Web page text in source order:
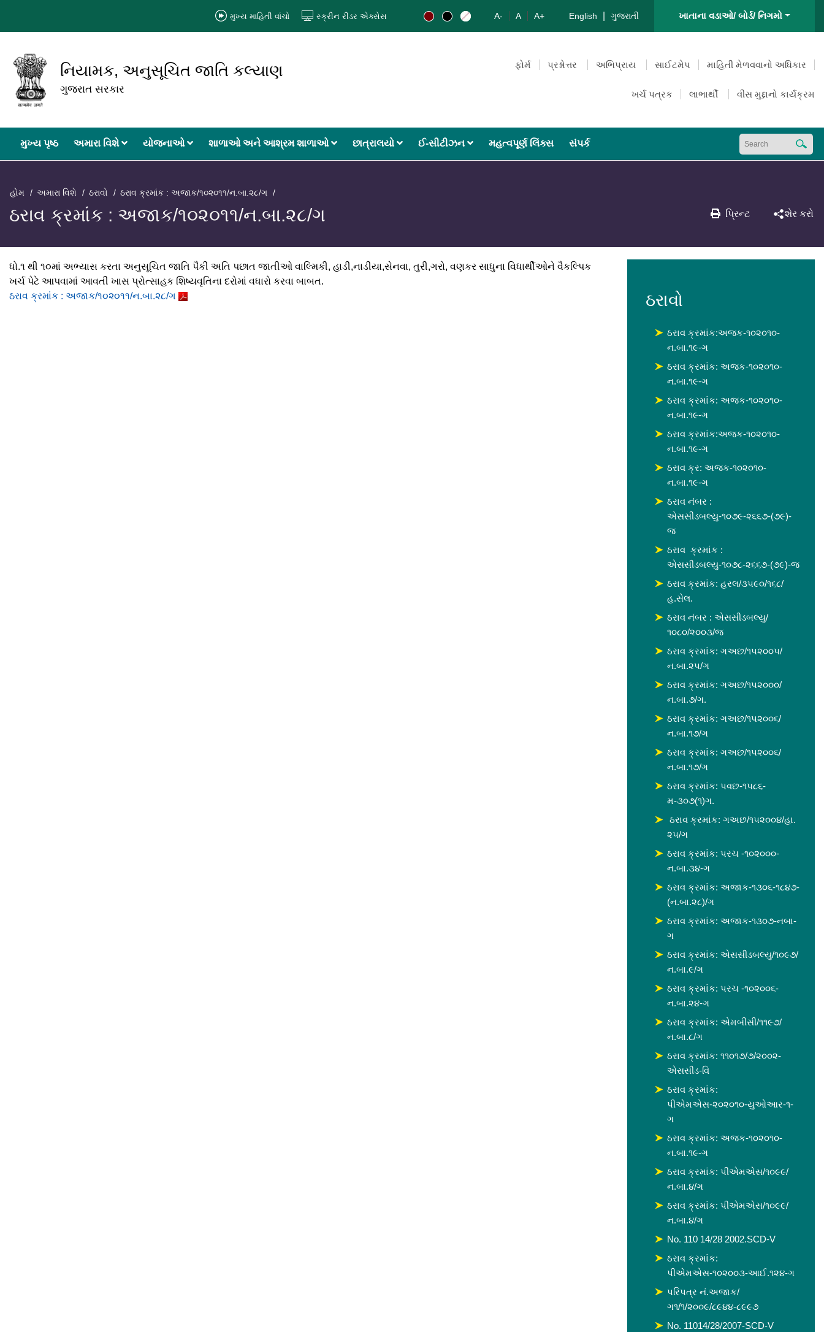
મુખ્ય માહિતી વાંચો સ્ક્રીન રીડર એક્સેસ A- A A+ English ગુજરાતી ખાતાના વડાઓ/ બોર્ડ/ નિગમો
નિયામક, અનુસૂચિત જાતિ કલ્યાણ
ગુજરાત સરકાર
ફોર્મ પ્રશ્નોત્તર અભિપ્રાય સાઈટમેપ માહિતી મેળવવાનો અધિકાર
ખર્ચ પત્રક લાભાર્થી વીસ મુદ્દાનો કાર્યક્રમ
મુખ્‍ય પૃષ્ઠ અમારા વિશે યોજનાઓ શાળાઓ અને આશ્રમ શાળાઓ છાત્રાલયો ઈ-સીટીઝન મહત્વપૂર્ણ લિંક્સ સંપર્ક
હોમ અમારા વિશે ઠરાવો ઠરાવ ક્રમાંક : અજાક/૧૦૨૦૧૧/ન.બા.૨૮/ગ
ઠરાવ ક્રમાંક : અજાક/૧૦૨૦૧૧/ન.બા.૨૮/ગ પ્રિન્ટ શેર કરો
ધો.૧ થી ૧૦માં અભ્યાસ કરતા અનુસૂચિત જાતિ પૈકી અતિ પછાત જાતીઓ વાલ્મિકી, હાડી,નાડીયા,સેનવા, તુરી,ગરો, વણકર સાધુના વિધાર્થીઓને વૈકલ્પિક
ખર્ચ પેટે આપવામાં આવતી ખાસ પ્રોત્સાહક શિષ્યવૃતિના દરોમાં વધારો કરવા બાબત.
ઠરાવ ક્રમાંક : અજાક/૧૦૨૦૧૧/ન.બા.૨૮/ગ
ઠરાવો
ઠરાવ ક્રમાંક:અજક-૧૦૨૦૧૦-
ન.બા.૧૯-ગ
ઠરાવ ક્રમાંક: અજક-૧૦૨૦૧૦-
ન.બા.૧૯-ગ
ઠરાવ ક્રમાંક: અજક-૧૦૨૦૧૦-
ન.બા.૧૯-ગ
ઠરાવ ક્રમાંક:અજક-૧૦૨૦૧૦-
ન.બા.૧૯-ગ
ઠરાવ ક્ર: અજક-૧૦૨૦૧૦-
ન.બા.૧૯-ગ
ઠરાવ નંબર :
એસસીડબલ્યુ-૧૦૭૯-૨૬૬૭-(૭૯)-
જ
ઠરાવ ક્રમાંક :
એસસીડબલ્યુ-૧૦૭૮-૨૬૬૭-(૭૯)-જ
ઠરાવ ક્રમાંક: હરલ/૩૫૯૦/૧૬૮/
હ.સેલ.
ઠરાવ નંબર : એસસીડબલ્યુ/
૧૦૮૦/૨૦૦૩/જ
ઠરાવ ક્રમાંક: ગઅછ/૧૫૨૦૦૫/
ન.બા.૨૫/ગ
ઠરાવ ક્રમાંક: ગઅછ/૧૫૨૦૦૦/
ન.બા.૭/ગ.
ઠરાવ ક્રમાંક: ગઅછ/૧૫૨૦૦૬/
ન.બા.૧૭/ગ
ઠરાવ ક્રમાંક: ગઅછ/૧૫૨૦૦૬/
ન.બા.૧૭/ગ
ઠરાવ ક્રમાંક: પવછ-૧૫૮૬-
મ-૩૦૭(૧)ગ.
ઠરાવ ક્રમાંક: ગઅછ/૧૫૨૦૦૪/હા.
૨૫/ગ
ઠરાવ ક્રમાંક: પરચ -૧૦૨૦૦૦-
ન.બા.૩૪-ગ
ઠરાવ ક્રમાંક: અજાક-૧૩૦૬-૧૮૪૭-
(ન.બા.૨૮)/ગ
ઠરાવ ક્રમાંક: અજાક-૧૩૦૭-નબા-
ગ
ઠરાવ ક્રમાંક: એસસીડબલ્યુ/૧૦૯૭/
ન.બા.૯/ગ
ઠરાવ ક્રમાંક: પરચ -૧૦૨૦૦૬-
ન.બા.૨૪-ગ
ઠરાવ ક્રમાંક: એમબીસી/૧૧૯૭/
ન.બા.૮/ગ
ઠરાવ ક્રમાંક: ૧૧૦૧૭/૭/૨૦૦૨-
એસસીડ-વિ
ઠરાવ ક્રમાંક:
પીએમએસ-૨૦૨૦૧૦-યુઓઆર-૧-
ગ
ઠરાવ ક્રમાંક: અજક-૧૦૨૦૧૦-
ન.બા.૧૯-ગ
ઠરાવ ક્રમાંક: પીએમએસ/૧૦૯૯/
ન.બા.૪/ગ
ઠરાવ ક્રમાંક: પીએમએસ/૧૦૯૯/
ન.બા.૪/ગ
No. 110 14/28 2002.SCD-V
ઠરાવ ક્રમાંક:
પીએમએસ-૧૦૨૦૦૩-આઈ.૧૨૪-ગ
પરિપત્ર નં.અજાક/
ગ૧/૧/૨૦૦૯/૮૯૪૪-૮૯૯૭
No. 11014/28/2007-SCD-V